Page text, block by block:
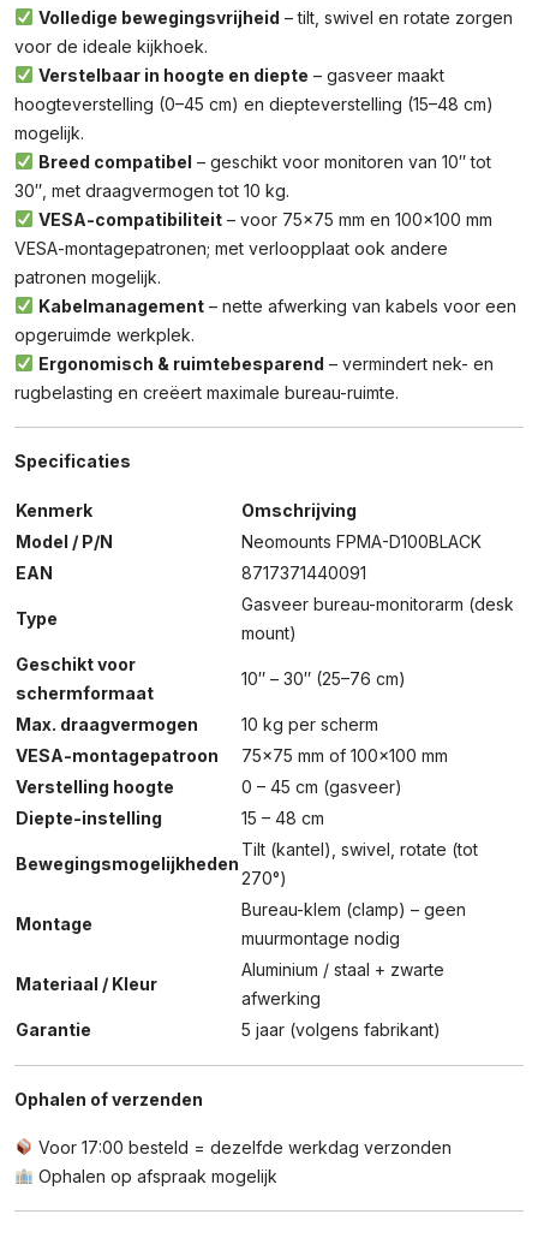
Volledige bewegingsvrijheid – tilt, swivel en rotate zorgen
voor de ideale kijkhoek.
Verstelbaar in hoogte en diepte – gasveer maakt
hoogteverstelling (0–45 cm) en diepteverstelling (15–48 cm)
mogelijk.
Breed compatibel – geschikt voor monitoren van 10″ tot
30″, met draagvermogen tot 10 kg.
VESA-compatibiliteit– voor 75×75 mm en 100×100 mm
VESA-montagepatronen; met verloopplaat ook andere
patronen mogelijk.
Kabelmanagement– nette afwerking van kabels voor een
opgeruimde werkplek.
Ergonomisch & ruimtebesparend – vermindert nek- en
rugbelasting en creëert maximale bureau-ruimte.
Specificaties
Kenmerk
Omschrijving
Model / P/N
Neomounts FPMA-D100BLACK
EAN
8717371440091
Type
Gasveer bureau-monitorarm (desk
mount)
Geschikt voor
schermformaat
10″ – 30″ (25–76 cm)
Max. draagvermogen
10 kg per scherm
VESA-montagepatroon
75×75 mm of 100×100 mm
Verstelling hoogte
0 – 45 cm (gasveer)
Diepte-instelling
15 – 48 cm
Bewegingsmogelijkheden
Tilt (kantel), swivel, rotate (tot
270°)
Montage
Bureau-klem (clamp) – geen
muurmontage nodig
Materiaal / Kleur
Aluminium / staal + zwarte
afwerking
Garantie
5 jaar (volgens fabrikant)
Ophalen of verzenden
Voor 17:00 besteld = dezelfde werkdag verzonden
Ophalen op afspraak mogelijk